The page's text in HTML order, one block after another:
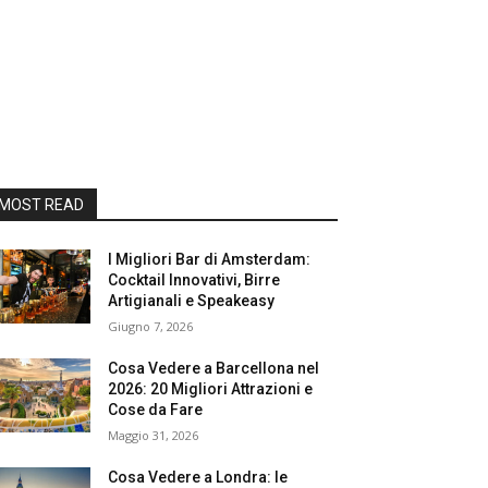
READ
I Migliori Bar di Amsterdam:
Cocktail Innovativi, Birre
Artigianali e Speakeasy
Giugno 7, 2026
Cosa Vedere a Barcellona nel
2026: 20 Migliori Attrazioni e
Cose da Fare
Maggio 31, 2026
Cosa Vedere a Londra: le